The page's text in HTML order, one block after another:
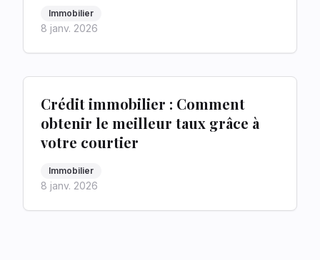
Immobilier
8 janv. 2026
Crédit immobilier : Comment
obtenir le meilleur taux grâce à
votre courtier
Immobilier
8 janv. 2026